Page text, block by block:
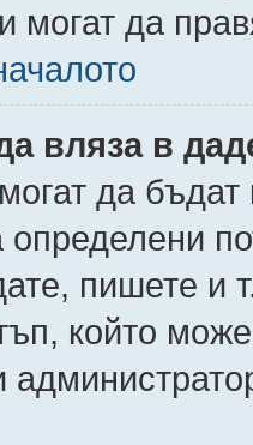
могат да
вляза в
да бъдат
пишете
който